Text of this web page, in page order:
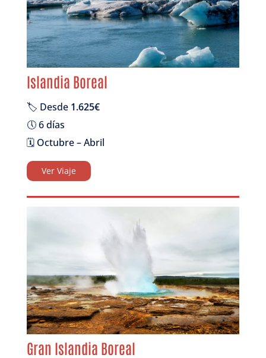
Islandia Boreal
🏷️ Desde 1.625€
🕔 6 días
🗓️ Octubre – Abril
Ver Viaje
Gran Islandia Boreal